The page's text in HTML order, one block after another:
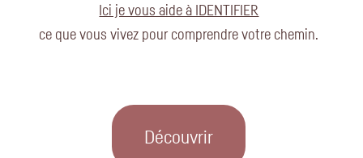
Ici je vous aide à IDENTIFIER
ce que vous vivez pour comprendre votre chemin.
Découvrir